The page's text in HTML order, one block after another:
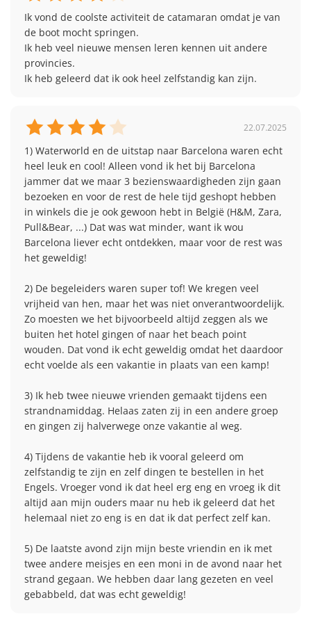
25
26
27
28
29
30
ontdekking te gaan. Ga lunchen in een lokaal
restaurant, shop wat op de boulevard of geniet op
een terrasje — helemaal zoals jij het wilt. Wie dat wil,
kan met onze monitoren mee naar een mooi
uitkijkpunt met zicht over Malgrat de Mar, perfect
door onze monitoren.
Dag 6: relaxen op de catamaran
Dag 6 draait helemaal om de catamaran! We nemen
samen de bus naar Lloret de Mar, waar de catamaran
al op ons wacht voor een ontspannen tocht over de
Middellandse Zee. Eten en drinken zijn inbegrepen —
superhandig dus. Na enkele uren op het water keren
avontuur eten we samen in het hotel en trekken we
daarna naar het strand voor een prachtige sunset.
Onze monitoren zorgen voor muziek, snacks en
drankjes terwijl we genieten van het golden hour. Een
heerlijke, gezellige avond die uitgroeit tot één van de
hoogtepunten van de reis. Rond 23:00 keren we
Dag 7: Waterfun!
Vandaag draait alles om waterfun! Onder begeleiding
van onze monitoren genieten we van een actieve,
zonnige dag vol plezier. We gaan suppen, testen onze
lef op de aquarocket en lachen ons kapot op de
bananenboot. Tussendoor zorgen onze monitoren
ontspannen sfeer. Omdat het onze laatste volledige
dag is, nemen we in de late namiddag even de tijd om
onze valiezen klaar te maken voor vertrek. Onze
monitoren helpen waar nodig. ’s Avonds sluiten we
Kortom: twee levendige badplaatsen in één
bestemming.
−
Leaflet | Map data ©OpenStreetMapcontributors
Click map to enable scroll zoom
afspraken
Gezellige avondplanning met activiteiten; na
het avondeten mag niemand het hotel
zelfstandig verlaten
Zero tolerance voor roken, vapes & alcohol
Legends | 15-16 jaar
Transport: begeleiding op de heen- en terugreis
vanuit België
Mogelijkheid om de bus te nemen uit Nederland
of te vliegen (bij vliegen is er pas begeleiding
vanaf aankomst op de bestemming)
Monitoren zijn 24/7 bereikbaar
Overdag is er ruimte voor vrijheid: jongeren
kunnen zelf de omgeving verkennen, naar het
afgesproken tijdstippen
Eigen keuze in het te kiezen excursiepakket (het
kiezen van een excursiepakket is verplicht)
Als er overdag geen excursie gepland is, moet je
je op een vastgelegd tijdstip fysiek aanmelden bij
de monitoren
begeleiding
Maximaal 2 feestavonden (onder volledige
begeleiding, alcoholvrij en indien toegelaten
Zero tolerance voor alcohol, roken en vapes
Klik hier om 15-16 jaar te boeken
Ik vond de coolste activiteit de catamaran omdat je van
de boot mocht springen.
Ik heb veel nieuwe mensen leren kennen uit andere
provincies.
Ik heb geleerd dat ik ook heel zelfstandig kan zijn.
22.07.2025
1) Waterworld en de uitstap naar Barcelona waren echt
heel leuk en cool! Alleen vond ik het bij Barcelona
jammer dat we maar 3 bezienswaardigheden zijn gaan
bezoeken en voor de rest de hele tijd geshopt hebben
in winkels die je ook gewoon hebt in België (H&M, Zara,
Pull&Bear, ...) Dat was wat minder, want ik wou
Barcelona liever echt ontdekken, maar voor de rest was
het geweldig!
2) De begeleiders waren super tof! We kregen veel
vrijheid van hen, maar het was niet onverantwoordelijk.
Zo moesten we het bijvoorbeeld altijd zeggen als we
buiten het hotel gingen of naar het beach point
wouden. Dat vond ik echt geweldig omdat het daardoor
echt voelde als een vakantie in plaats van een kamp!
3) Ik heb twee nieuwe vrienden gemaakt tijdens een
strandnamiddag. Helaas zaten zij in een andere groep
en gingen zij halverwege onze vakantie al weg.
4) Tijdens de vakantie heb ik vooral geleerd om
zelfstandig te zijn en zelf dingen te bestellen in het
Engels. Vroeger vond ik dat heel erg eng en vroeg ik dit
altijd aan mijn ouders maar nu heb ik geleerd dat het
helemaal niet zo eng is en dat ik dat perfect zelf kan.
5) De laatste avond zijn mijn beste vriendin en ik met
twee andere meisjes en een moni in de avond naar het
strand gegaan. We hebben daar lang gezeten en veel